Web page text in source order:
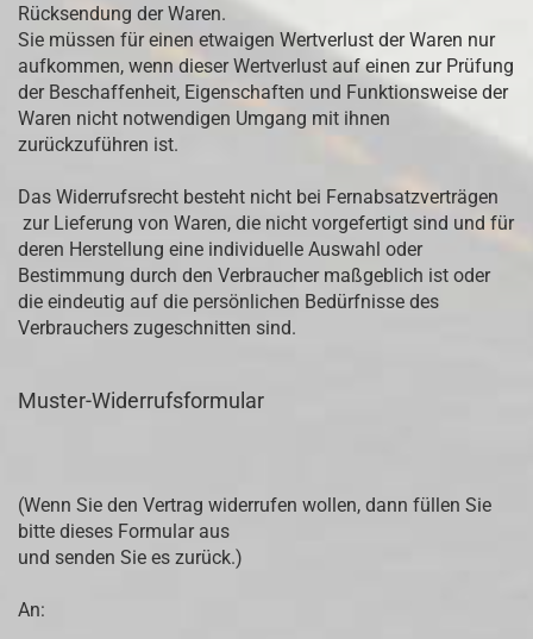
Rücksendung der Waren.
Sie müssen für einen etwaigen Wertverlust der Waren nur
aufkommen, wenn dieser Wertverlust auf einen zur Prüfung
der Beschaffenheit, Eigenschaften und Funktionsweise der
Waren nicht notwendigen Umgang mit ihnen
zurückzuführen ist.
Das Widerrufsrecht besteht nicht bei Fernabsatzverträgen
zur Lieferung von Waren, die nicht vorgefertigt sind und für
deren Herstellung eine individuelle Auswahl oder
Bestimmung durch den Verbraucher maßgeblich ist oder
die eindeutig auf die persönlichen Bedürfnisse des
Verbrauchers zugeschnitten sind.
Muster-Widerrufsformular
(Wenn Sie den Vertrag widerrufen wollen, dann füllen Sie
bitte dieses Formular aus
und senden Sie es zurück.)
An: